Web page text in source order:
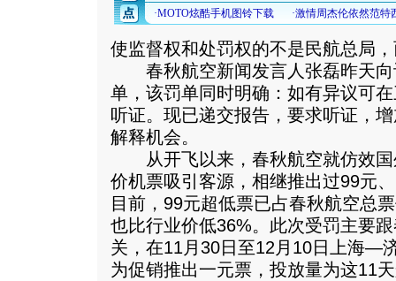
使监督权和处罚权的不是民航总局
春秋航空新闻发言人张磊昨天向
单，该罚单同时明确：如有异议可
听证。现已递交报告，要求听证，
解释机会。
从开飞以来，春秋航空就仿效国
价机票吸引客源，相继推出过99元
目前，99元超低票已占春秋航空总
也比行业价低36%。此次受罚主要
关，在11月30日至12月10日上海—
为促销推出一元票，投放量为这11